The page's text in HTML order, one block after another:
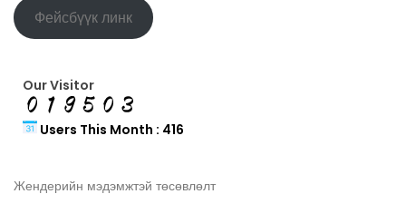
Фейсбүүк линк
Our Visitor
Users This Month : 416
Жендерийн мэдэмжтэй төсөвлөлт